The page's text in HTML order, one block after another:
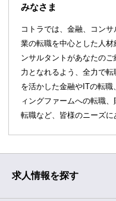
みなさま
コトラでは、金融、コン
業の転職を中心とした人
ンサルタントがあなたの
力となれるよう、全力で
を活かした金融やITの転
ィングファームへの転職
転職など、皆様のニーズに
求人情報を探す